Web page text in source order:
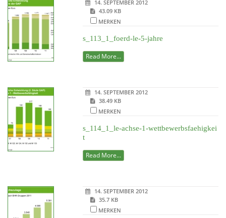
14. SEPTEMBER 2012
43.09 KB
MERKEN
s_113_1_foerd-le-5-jahre
Read More...
14. SEPTEMBER 2012
38.49 KB
MERKEN
s_114_1_le-achse-1-wettbewerbsfaehigkei
t
Read More...
14. SEPTEMBER 2012
35.7 KB
MERKEN